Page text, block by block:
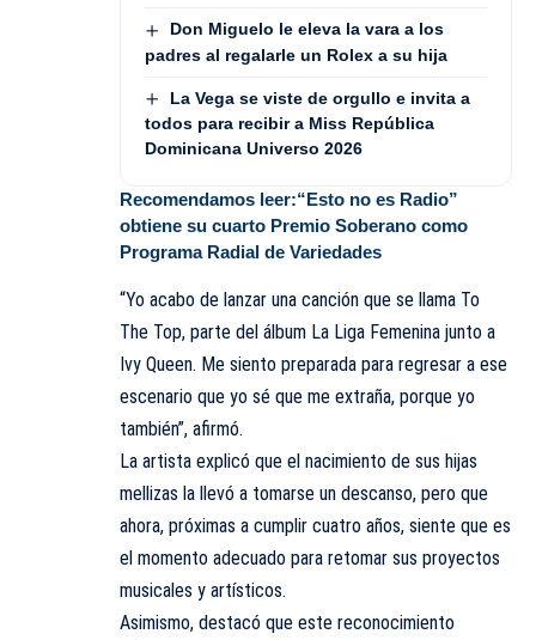
Don Miguelo le eleva la vara a los
padres al regalarle un Rolex a su hija
La Vega se viste de orgullo e invita a
todos para recibir a Miss República
Dominicana Universo 2026
Recomendamos leer:“Esto no es Radio”
obtiene su cuarto Premio Soberano como
Programa Radial de Variedades
“Yo acabo de lanzar una canción que se llama To
The Top, parte del álbum La Liga Femenina junto a
Ivy Queen. Me siento preparada para regresar a ese
escenario que yo sé que me extraña, porque yo
también”, afirmó.
La artista explicó que el nacimiento de sus hijas
mellizas la llevó a tomarse un descanso, pero que
ahora, próximas a cumplir cuatro años, siente que es
el momento adecuado para retomar sus proyectos
musicales y artísticos.
Asimismo, destacó que este reconocimiento